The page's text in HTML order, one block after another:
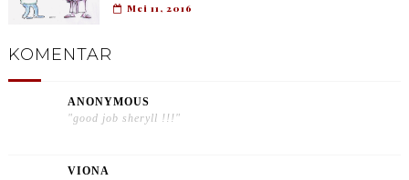
Mei 11, 2016
KOMENTAR
ANONYMOUS
"good job sheryll !!!"
VIONA